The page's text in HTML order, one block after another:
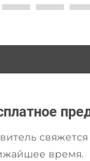
время.